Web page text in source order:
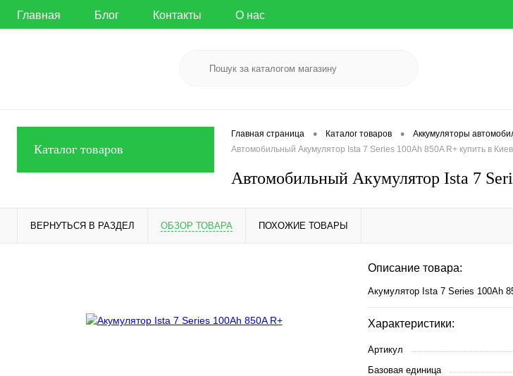
Главная Блог Контакты О нас
Каталог товаров
Главная страница • Каталог товаров • Аккумуляторы
Автомобильный Акумулятор Ista 7 Series 100Ah 850A R+ купить в
Автомобильный Акумулятор Ista 7
ВЕРНУТЬСЯ В РАЗДЕЛ ОБЗОР ТОВАРА ПОХОЖИЕ ТОВАРЫ
Описание товара:
Акумулятор Ista 7 Series 100Ah
Характеристики:
Артикул
Базовая единица